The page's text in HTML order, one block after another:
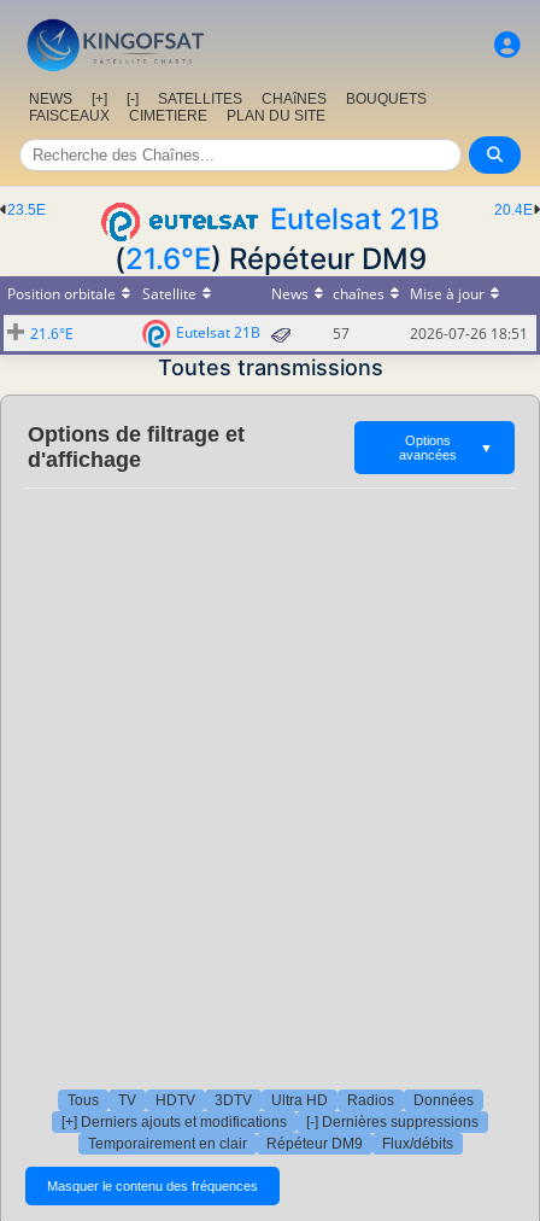
NEWS [+] [-] SATELLITES CHAîNES
BOUQUETS
FAISCEAUX
CIMETIERE PLAN DU SITE
20.4E
23.5E
Eutelsat 21B
(21.6°E) Répéteur DM9
Position orbitale Satellite News chaînes
Mise à jour
21.6°E
Eutelsat 21B 57 2026-07-26 18:51
Toutes transmissions
Options de filtrage et
d'affichage
Options
avancées
▼
Tous TV HDTV 3DTV Ultra HD Radios
Données
[+] Derniers ajouts et modifications
[-] Dernières suppressions
Temporairement en clair
Répéteur DM9 Flux/débits